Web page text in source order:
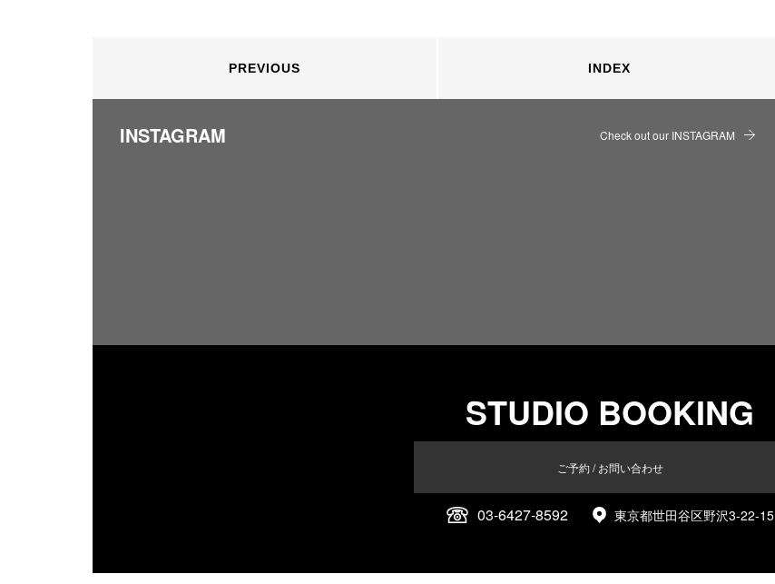
PREVIOUS INDEX
INSTAGRAM Check out our INSTAGRAM
STUDIO BOOKING
ご予約 / お問い合わせ
03-6427-8592 東京都世田谷区野沢3-22-15